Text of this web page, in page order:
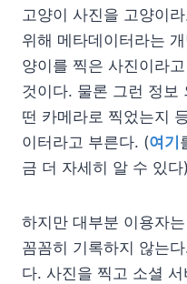
고양이 사진을 고양이
위해 메타데이터라는
양이를 찍은 사진이라
것이다. 물론 그런 정보
떤 카메라로 찍었는지
이터라고 부른다. (여기
금 더 자세히 알 수 있다)
하지만 대부분 이용자
꼼꼼히 기록하지 않는
다. 사진을 찍고 소셜